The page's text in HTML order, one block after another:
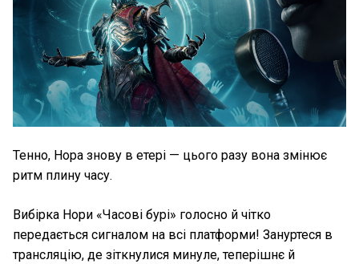
Тенно, Нора знову в етері — цього разу вона змінює
ритм плину часу.
Вибірка Нори «Часові бурі» голосно й чітко
передається сигналом на всі платформи! Зануртеся в
трансляцію, де зіткнулися минуле, теперішнє й